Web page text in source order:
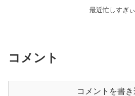
最近忙しすぎぃ
コメント
コメントを書き